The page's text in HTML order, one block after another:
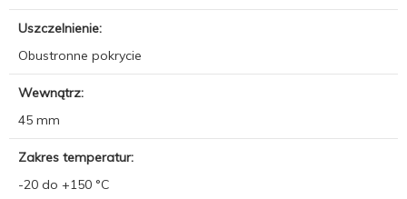
Uszczelnienie:
Obustronne pokrycie
Wewnątrz:
45 mm
Zakres temperatur:
-20 do +150 °C